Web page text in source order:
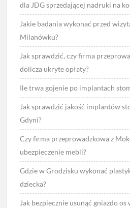
dla JDG sprzedającej nadruki na
Jakie badania wykonać przed
Milanówku?
Jak sprawdzić, czy firma
dolicza ukryte opłaty?
Ile trwa gojenie po implantach
Jak sprawdzić jakość implantów
Gdyni?
Czy firma przeprowadzkowa z
ubezpieczenie mebli?
Gdzie w Grodzisku wykonać
dziecka?
Jak bezpiecznie usunąć gniazdo os